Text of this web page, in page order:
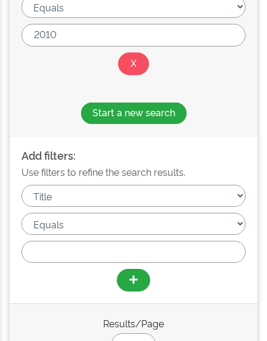
Start a new search
Add filters:
Use filters to refine the search results.
Results/Page